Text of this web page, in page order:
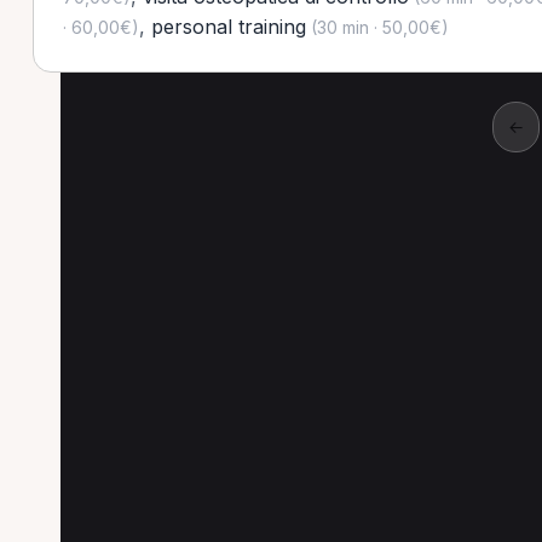
· 60,00€), personal training(30 min · 50,00€)
←